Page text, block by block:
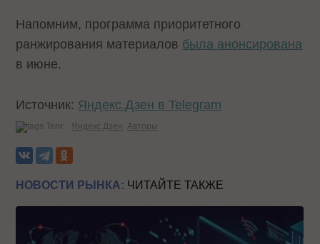
Напомним, программа приоритетного
ранжирования материалов была анонсирована
в июне.
Источник: Яндекс.Дзен в Telegram
Теги: Яндекс.Дзен Авторы
НОВОСТИ РЫНКА: ЧИТАЙТЕ ТАКЖЕ